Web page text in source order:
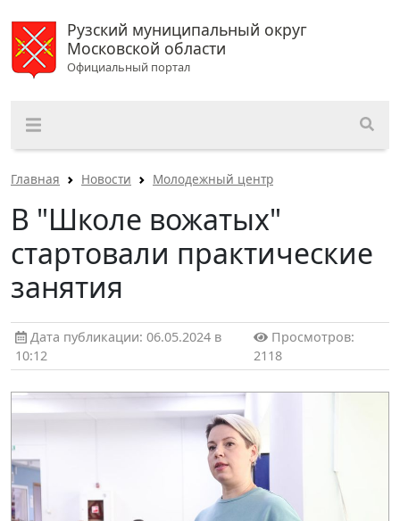
Рузский муниципальный округ
Московской области
Официальный портал
Главная Новости Молодежный центр
В "Школе вожатых"
стартовали практические
занятия
Дата публикации: 06.05.2024 в
10:12
Просмотров:
2118